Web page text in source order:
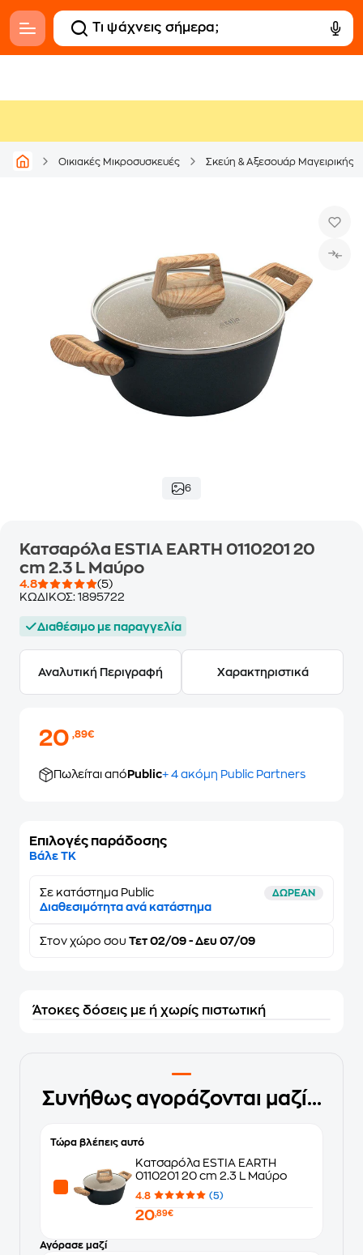
Οικιακές Μικροσυσκευές Σκεύη & Αξεσουάρ Μαγειρικής
6
Κατσαρόλα ESTIA EARTH 0110201 20
cm 2.3 L Μαύρο
4.8
(5)
ΚΩΔΙΚΟΣ: 1895722
Διαθέσιμο με παραγγελία
Αναλυτική Περιγραφή Χαρακτηριστικά
20,89€
Πωλείται από Public+ 4 ακόμη Public Partners
Επιλογές παράδοσης
Βάλε ΤΚ
Σε κατάστημα Public ΔΩΡΕΑΝ
Διαθεσιμότητα ανά κατάστημα
Στον χώρο σου Τετ 02/09 - Δευ 07/09
Άτοκες δόσεις με ή χωρίς πιστωτική
Συνήθως αγοράζονται μαζί...
Τώρα βλέπεις αυτό
Κατσαρόλα ESTIA EARTH
0110201 20 cm 2.3 L Μαύρο
4.8 (5)
20,89€
Αγόρασε μαζί